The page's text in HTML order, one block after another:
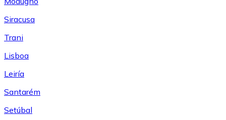
Siracusa
Trani
Lisboa
Leiría
Santarém
Setúbal